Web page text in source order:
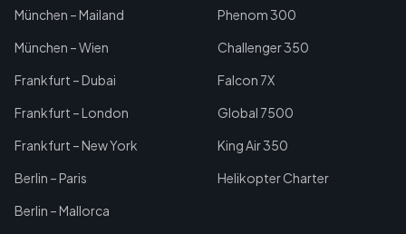
München – Mailand
München – Wien
Frankfurt – Dubai
Frankfurt – London
Frankfurt – New York
Berlin – Paris
Berlin – Mallorca
Phenom 300
Challenger 350
Falcon 7X
Global 7500
King Air 350
Helikopter Charter